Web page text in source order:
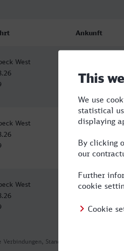
Verbindungen, Stand: 2026-08-05 06:16
Ankunft
West
19.08.26
18:38
West
Wiesbaden Hbf
09:56
West
Wiesbaden Hbf
22:27